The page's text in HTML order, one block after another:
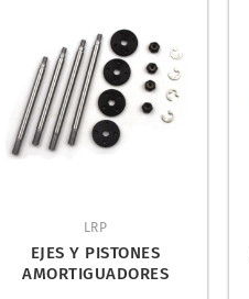
LRP
EJES Y PISTONES
AMORTIGUADORES